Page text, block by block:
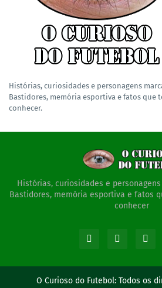
Histórias, curiosidades e personagens
Bastidores, memória esportiva e fatos que
conhecer.
Histórias, curiosidades e
Bastidores, memória esportiva e fatos
conhecer
O Curioso do Futebol: Todos os